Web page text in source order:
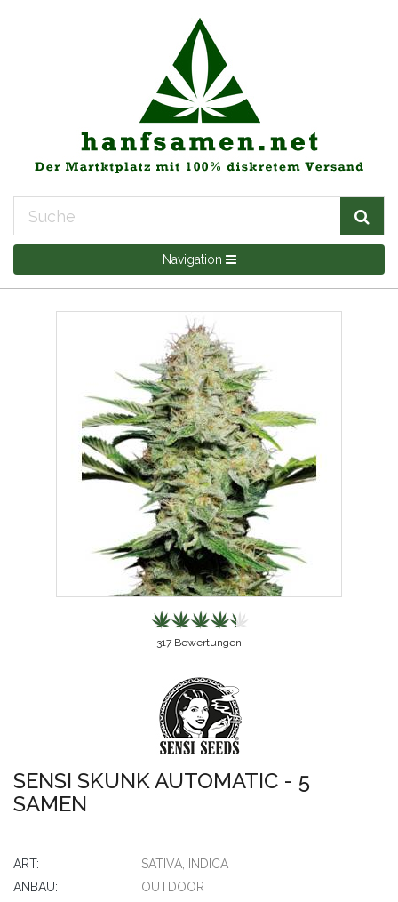
Navigation
317 Bewertungen
SENSI SKUNK AUTOMATIC - 5
SAMEN
ART:
SATIVA, INDICA
ANBAU:
OUTDOOR